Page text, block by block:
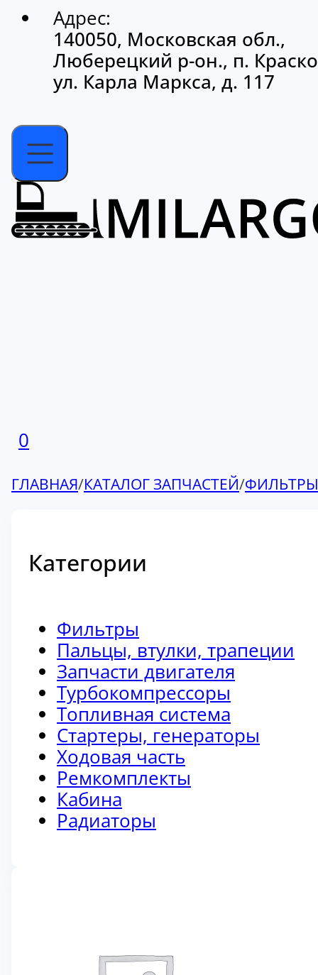
Адрес:
140050, Московская обл.,
Люберецкий р-он., п.
ул. Карла Маркса, д. 117
0
ГЛАВНАЯ/КАТАЛОГ ЗАПЧАСТЕЙ/ФИЛЬТРЫ
Категории
Фильтры
Пальцы, втулки, трапеции
Запчасти двигателя
Турбокомпрессоры
Топливная система
Стартеры, генераторы
Ходовая часть
Ремкомплекты
Кабина
Радиаторы